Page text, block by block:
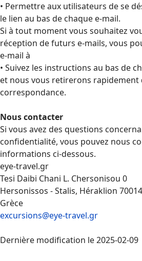
• Permettre aux utilisateurs de se
le lien au bas de chaque e-mail.
Si à tout moment vous souhaitez
réception de futurs e-mails, vous
e-mail à
• Suivez les instructions au bas de
et nous vous retirerons rapidement
correspondance.
Nous contacter
Si vous avez des questions
confidentialité, vous pouvez nous
informations ci-dessous.
eye-travel.gr
Tesi Daibi Chani L. Chersonisou 0
Hersonissos - Stalis, Héraklion 70014
Grèce
excursions@eye-travel.gr
Dernière modification le 2025-02-09